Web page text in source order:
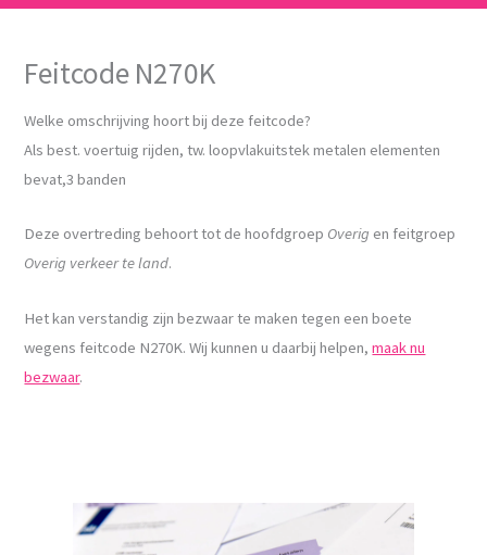
Feitcode N270K
Welke omschrijving hoort bij deze feitcode?
Als best. voertuig rijden, tw. loopvlakuitstek metalen elementen
bevat,3 banden
Deze overtreding behoort tot de hoofdgroep Overig en feitgroep
Overig verkeer te land.
Het kan verstandig zijn bezwaar te maken tegen een boete
wegens feitcode N270K. Wij kunnen u daarbij helpen,maak nu
bezwaar.